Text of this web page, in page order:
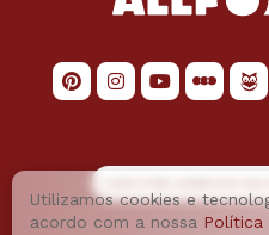
Utilizamos cookies e
acordo com a nossa Política